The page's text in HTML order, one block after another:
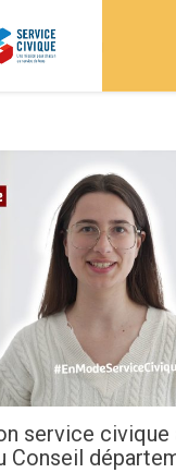
service civique
Conseil